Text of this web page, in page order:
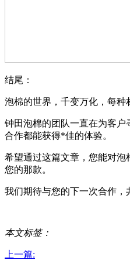
结尾：
泡棉的世界，千变万化，每种
钟田泡棉的团队一直在为客
合作都能获得*佳的体验。
希望通过这篇文章，您能对
您的那款。
我们期待与您的下一次合作，
本文标签：
上一篇: